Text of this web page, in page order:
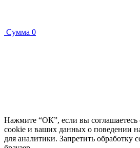
Сумма 0
Нажмите “ОК”, если вы соглашаетесь
cookie и ваших данных о поведении
для аналитики. Запретить обработку